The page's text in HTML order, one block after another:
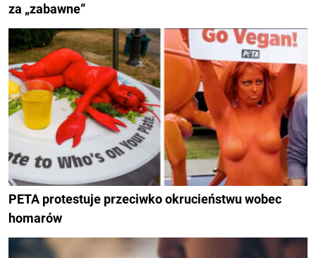
za „zabawne”
PETA protestuje przeciwko okrucieństwu wobec
homarów